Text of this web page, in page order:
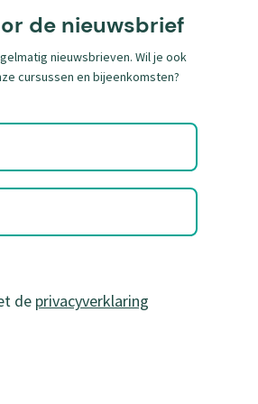
de nieuwsbrief
nieuwsbrieven. Wil je ook
cursussen en bijeenkomsten?
de privacyverklaring